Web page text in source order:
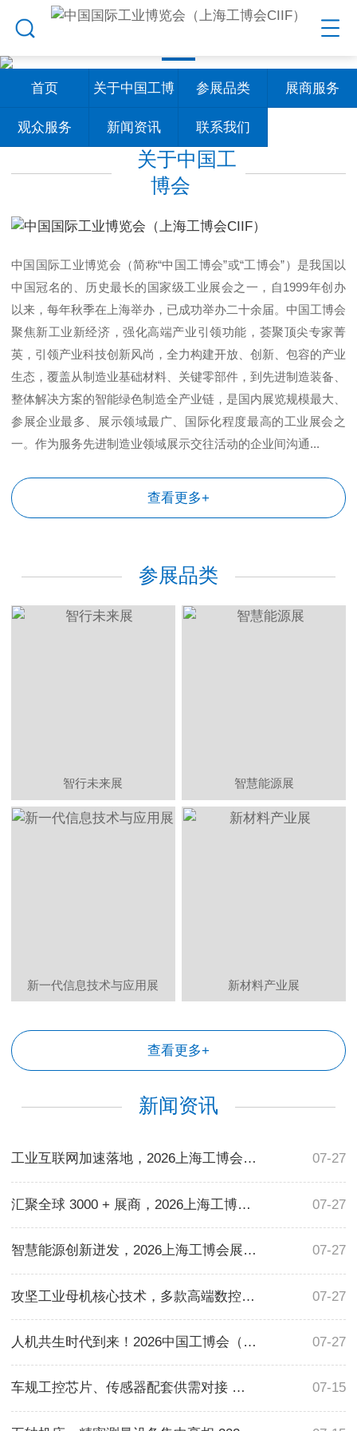
首页 关于中国工博
会
参展品类 展商服务
观众服务 新闻资讯 联系我们
关于中国工
博会
中国国际工业博览会（简称“中国工博会”或“工博会”）是我国以
中国冠名的、历史最长的国家级工业展会之一，自1999年创办
以来，每年秋季在上海举办，已成功举办二十余届。中国工博会
聚焦新工业新经济，强化高端产业引领功能，荟聚顶尖专家菁
英，引领产业科技创新风尚，全力构建开放、创新、包容的产业
生态，覆盖从制造业基础材料、关键零部件，到先进制造装备、
整体解决方案的智能绿色制造全产业链，是国内展览规模最大、
参展企业最多、展示领域最广、国际化程度最高的工业展会之
一。作为服务先进制造业领域展示交往活动的企业间沟通...
查看更多+
参展品类
智行未来展 智慧能源展
新一代信息技术与应用展 新材料产业展
查看更多+
新闻资讯
工业互联网加速落地，2026上海工博会呈现工业数字化转型样板 07-27
汇聚全球 3000 + 展商，2026上海工博会打造世界级产业交流平台 07-27
智慧能源创新迸发，2026上海工博会展现风光储氢、新型储能前沿技术 07-27
攻坚工业母机核心技术，多款高端数控机床亮相2026上海工博会 07-27
人机共生时代到来！2026中国工博会（上海工博会）机器人展区集中展示具身智能新成果 07-27
车规工控芯片、传感器配套供需对接 上海工博会集成电路专区完整解读 07-15